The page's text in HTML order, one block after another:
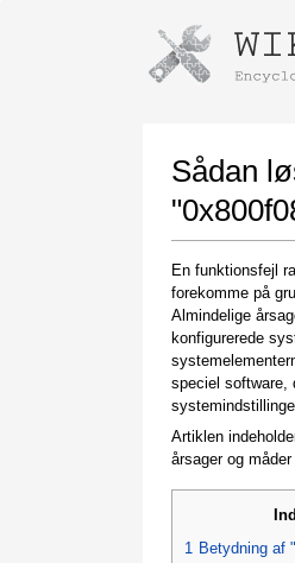
Sådan
En funktionsfejl
forekomme på
Almindelige
konfigurerede
speciel software,
Artiklen
årsager og
1 Betydning af
Instructions for
Once the